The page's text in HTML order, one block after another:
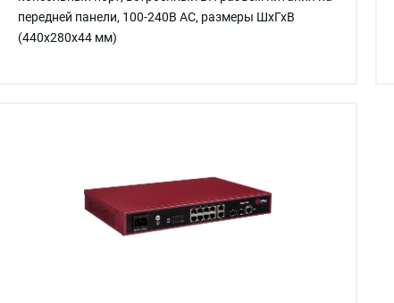
передней панели, 100-240В AC, размеры ШхГхВ
(440x280x44 мм)